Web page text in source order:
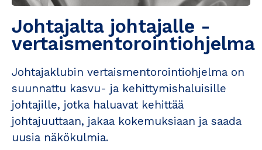
Johtajalta johtajalle -
vertaismentorointiohjelma
Johtajaklubin vertaismentorointiohjelma on
suunnattu kasvu- ja kehittymishaluisille
johtajille, jotka haluavat kehittää
johtajuuttaan, jakaa kokemuksiaan ja saada
uusia näkökulmia.